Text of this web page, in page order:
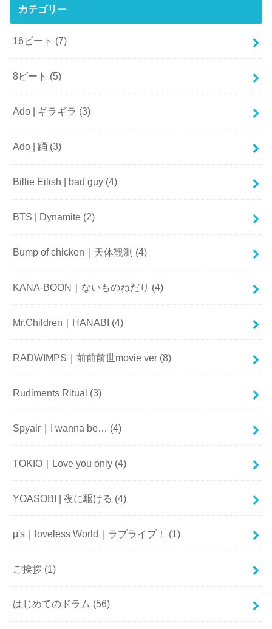
カテゴリー
16ビート (7)
8ビート (5)
Ado | ギラギラ (3)
Ado | 踊 (3)
Billie Eilish | bad guy (4)
BTS | Dynamite (2)
Bump of chicken｜天体観測 (4)
KANA-BOON｜ないものねだり (4)
Mr.Children｜HANABI (4)
RADWIMPS｜前前前世movie ver (8)
Rudiments Ritual (3)
Spyair｜I wanna be… (4)
TOKIO｜Love you only (4)
YOASOBI | 夜に駆ける (4)
μ's｜loveless World｜ラブライブ！ (1)
ご挨拶 (1)
はじめてのドラム (56)